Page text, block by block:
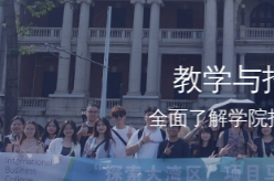
教学与
全面了解学院